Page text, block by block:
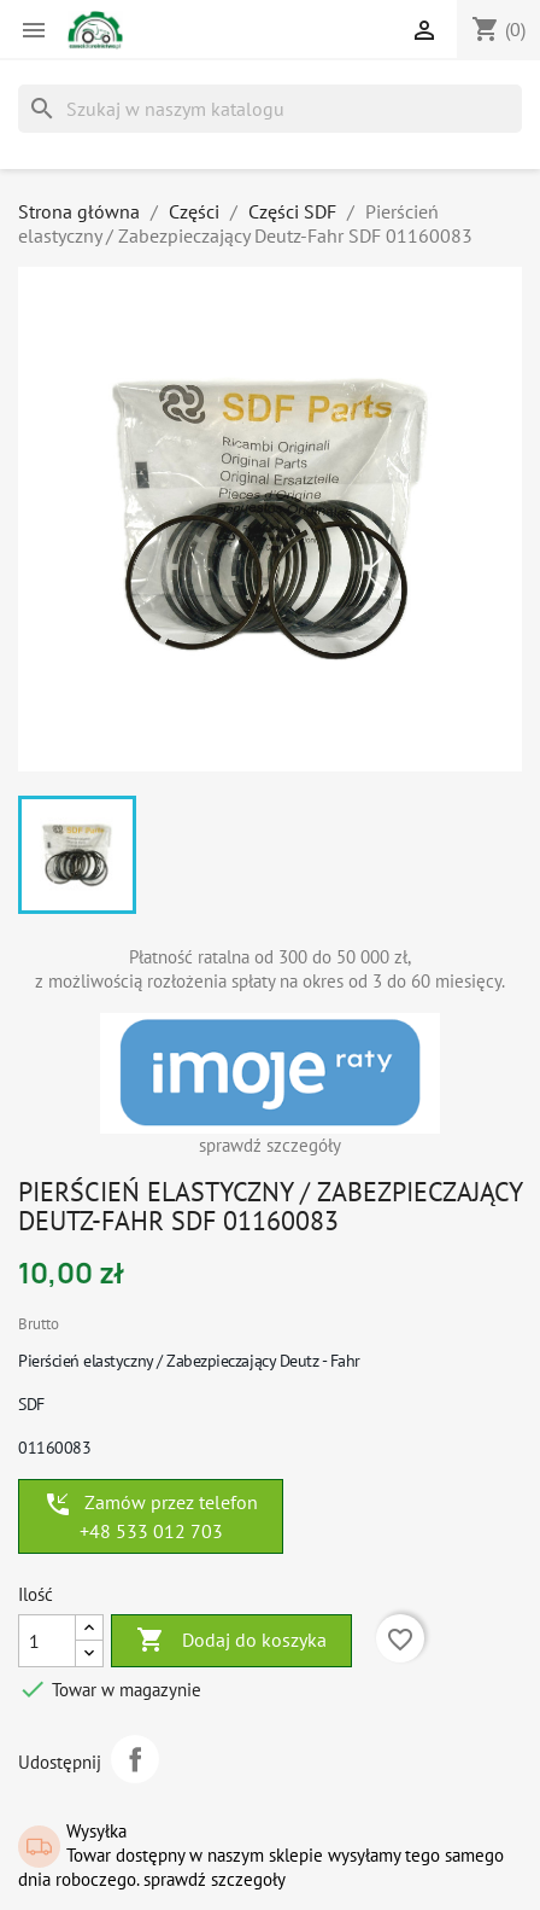
 shopping_cart (0)

search
Strona główna Części Części SDF
Pierścień
elastyczny / Zabezpieczający Deutz-Fahr SDF 01160083
Płatność ratalna od 300 do 50 000 zł,
z możliwością rozłożenia spłaty na okres od 3 do 60 miesięcy.
sprawdź szczegóły
PIERŚCIEŃ ELASTYCZNY / ZABEZPIECZAJĄCY
DEUTZ-FAHR SDF 01160083
10,00 zł
Brutto
Pierścień elastyczny / Zabezpieczający Deutz - Fahr
SDF
01160083
phone_callback
Zamów przez telefon
+48 533 012 703
Ilość
 Dodaj do koszyka
favorite_border
 Towar w magazynie
Udostępnij
Wysyłka
Towar dostępny w naszym sklepie wysyłamy tego samego
dnia roboczego. sprawdź szczegoły